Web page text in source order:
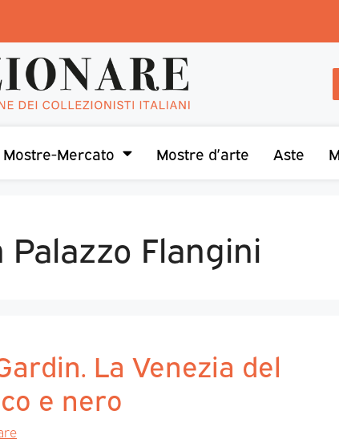
Mostre-Mercato Mostre d’arte Aste
Flangini
La Venezia del
e nero